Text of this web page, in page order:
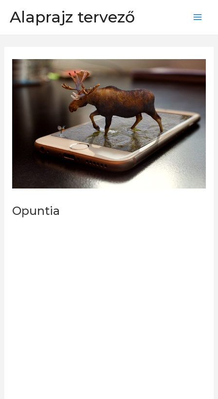
Alaprajz tervező
Opuntia